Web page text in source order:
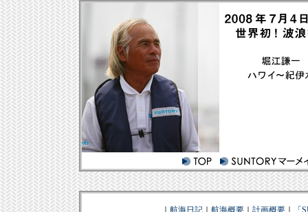
航海日記 航海概要 計画概要
「